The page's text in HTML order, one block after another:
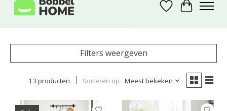
Verlanglijst
Filters weergeven
13 producten Sorteren op Meest bekeken